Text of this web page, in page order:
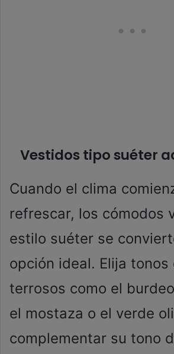
Vestidos tipo suéter
Cuando el clima
refrescar, los cómodos
estilo suéter se
opción ideal. Elija tonos
terrosos como el
el mostaza o el verde
complementar su tono